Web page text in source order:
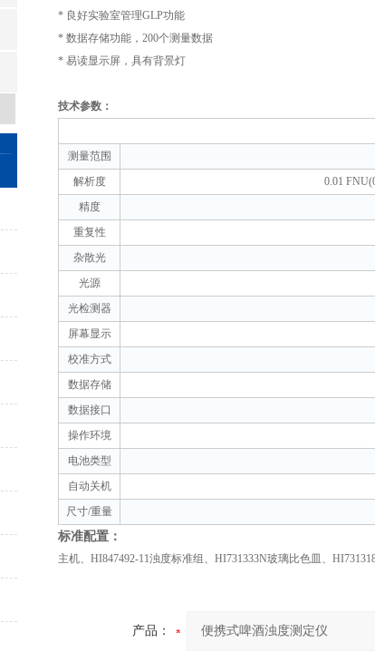
* 良好实验室管理GLP功能
* 数据存储功能， 200个测量数据
* 易读显示屏，具有背景灯
技术参数：
测量范围
解析度
0.01 FNU(
精度
重复性
杂散光
光源
光检测器
屏幕显示
校准方式
数据存储
数据接口
操作环境
电池类型
自动关机
尺寸/重量
标准配置：
主机、 HI847492-11浊度标准组、 HI731333N玻璃比色皿、
产品：